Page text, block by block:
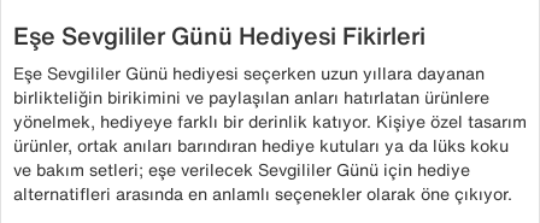
Eşe Sevgililer Günü Hediyesi Fikirleri
Eşe Sevgililer Günü hediyesi seçerken uzun yıllara dayanan
birlikteliğin birikimini ve paylaşılan anları hatırlatan ürünlere
yönelmek, hediyeye farklı bir derinlik katıyor. Kişiye özel tasarım
ürünler, ortak anıları barındıran hediye kutuları ya da lüks koku
ve bakım setleri; eşe verilecek Sevgililer Günü için hediye
alternatifleri arasında en anlamlı seçenekler olarak öne çıkıyor.